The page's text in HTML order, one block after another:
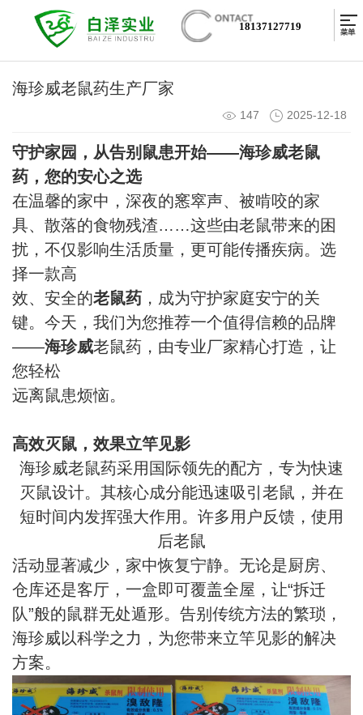
18137127719
海珍威老鼠药生产厂家
147 2025-12-18
守护家园，从告别鼠患开始——海珍威老鼠
药 ，您的安心之选
在温馨的家中，深夜的窸窣声、被啃咬的家
具、散落的食物残渣……这些由老鼠带来的困
扰，不仅影响生活质量，更可能传播疾病。选
择一款高
效、安全的老鼠药 ，成为守护家庭安宁的关
键。今天，我们为您推荐一个值得信赖的品牌
——海珍威老鼠药，由专业厂家精心打造，让
您轻松
远离鼠患烦恼。
高效灭鼠，效果立竿见影
海珍威老鼠药采用国际领先的配方，专为快速
灭鼠设计。其核心成分能迅速吸引老鼠，并在
短时间内发挥强大作用。许多用户反馈，使用
后老鼠
活动显著减少，家中恢复宁静。无论是厨房、
仓库还是客厅，一盒即可覆盖全屋，让“拆迁
队”般的鼠群无处遁形。告别传统方法的繁琐，
海珍威以科学之力，为您带来立竿见影的解决
方案。